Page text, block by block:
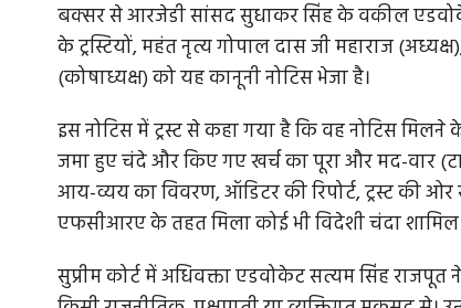
बक्सर से आरजेडी सांसद सुधाकर सिंह के वकील एडवोकेट
के ट्रस्टियों, महंत नृत्य गोपाल दास जी महाराज
(कोषाध्यक्ष) को यह कानूनी नोटिस भेजा है।
इस नोटिस में ट्रस्ट से कहा गया है कि वह नोटिस मिलने
जमा हुए चंदे और किए गए खर्च का पूरा और मद-वार
आय-व्यय का विवरण, ऑडिटर की रिपोर्ट, ट्रस्ट की
एफसीआरए के तहत मिला कोई भी विदेशी चंदा शामिल
सुप्रीम कोर्ट में अधिवक्ता एडवोकेट सत्यम सिंह